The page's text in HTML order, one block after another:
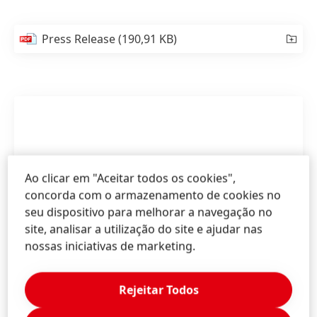
Press Release(190,91 KB)
Ao clicar em "Aceitar todos os cookies",
concorda com o armazenamento de cookies no
seu dispositivo para melhorar a navegação no
site, analisar a utilização do site e ajudar nas
nossas iniciativas de marketing.
Rejeitar Todos